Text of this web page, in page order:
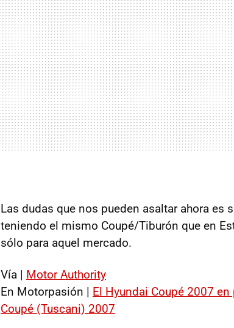
Las dudas que nos pueden asaltar ahora es
teniendo el mismo Coupé/Tiburón que en
sólo para aquel mercado.
Vía | Motor Authority
En Motorpasión | El Hyundai Coupé 2007
Coupé (Tuscani) 2007